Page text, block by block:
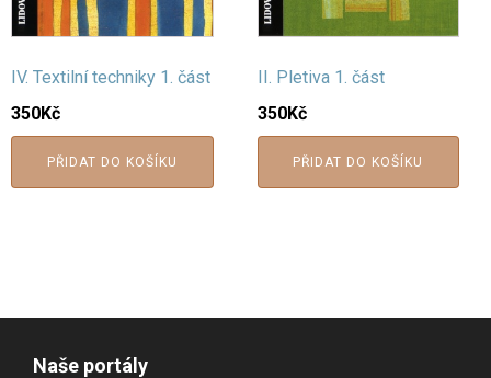
IV. Textilní techniky 1. část
350Kč
PŘIDAT DO KOŠÍKU
II. Pletiva 1. část
350Kč
PŘIDAT DO KOŠÍKU
Naše portály